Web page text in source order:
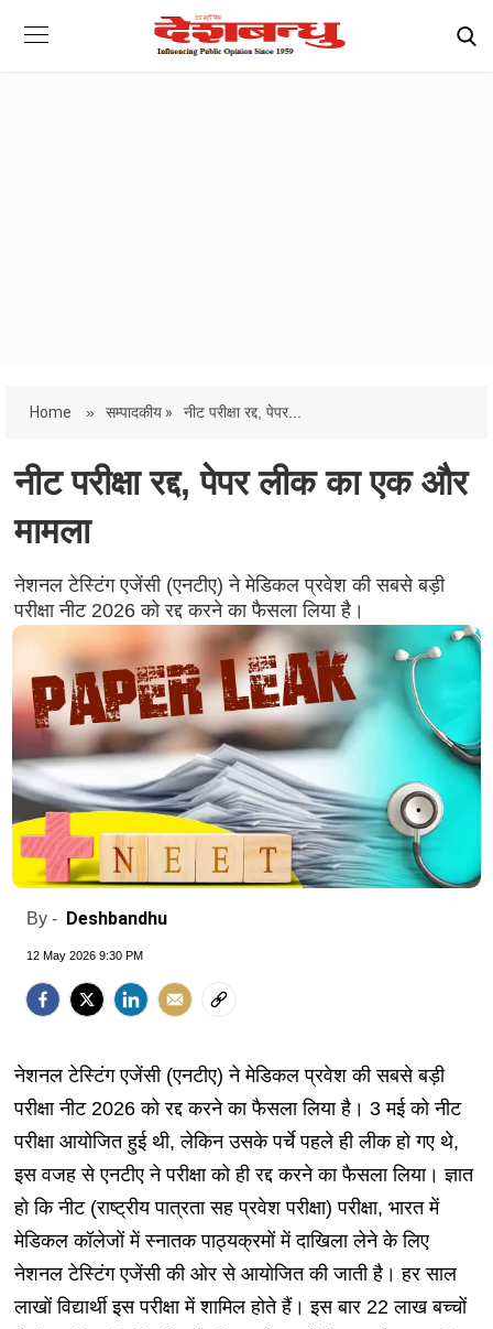
Home » सम्पादकीय » नीट परीक्षा रद्द, पेपर...
नीट परीक्षा रद्द, पेपर लीक का एक और
मामला
नेशनल टेस्टिंग एजेंसी (एनटीए) ने मेडिकल प्रवेश की सबसे बड़ी
परीक्षा नीट 2026 को रद्द करने का फैसला लिया है।
By - Deshbandhu
12 May 2026 9:30 PM
नेशनल टेस्टिंग एजेंसी (एनटीए) ने मेडिकल प्रवेश की सबसे बड़ी
परीक्षा नीट 2026 को रद्द करने का फैसला लिया है। 3 मई को नीट
परीक्षा आयोजित हुई थी, लेकिन उसके पर्चे पहले ही लीक हो गए थे,
इस वजह से एनटीए ने परीक्षा को ही रद्द करने का फैसला लिया। ज्ञात
हो कि नीट (राष्ट्रीय पात्रता सह प्रवेश परीक्षा) परीक्षा, भारत में
मेडिकल कॉलेजों में स्नातक पाठ्यक्रमों में दाखिला लेने के लिए
नेशनल टेस्टिंग एजेंसी की ओर से आयोजित की जाती है। हर साल
लाखों विद्यार्थी इस परीक्षा में शामिल होते हैं। इस बार 22 लाख बच्चों